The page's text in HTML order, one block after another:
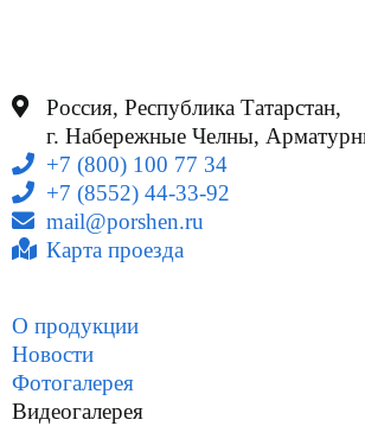
Россия, Республика Татарстан,
г. Набережные Челны,
+7 (800) 100 77 34
+7 (8552) 44-33-92
mail@porshen.ru
Карта проезда
О продукции
Новости
Фотогалерея
Видеогалерея